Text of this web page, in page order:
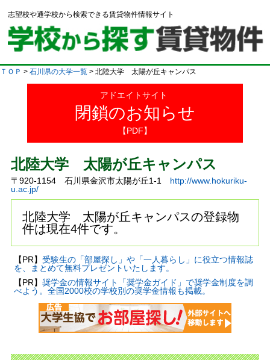
志望校や通学校から検索できる賃貸物件情報サイト
ＴＯＰ > 石川県の大学一覧 > 北陸大学 太陽が丘キャンパス
アドエイトサイト
閉鎖のお知らせ
【PDF】
北陸大学 太陽が丘キャンパス
〒920-1154 石川県金沢市太陽が丘1-1 http://www.hokuriku-
u.ac.jp/
北陸大学 太陽が丘キャンパスの登録物
件は現在4件です。
【PR】 受験生の「部屋探し」や「一人暮らし」に役立つ情報誌
を、まとめて無料プレゼントいたします。
【PR】 奨学金の情報サイト「奨学金ガイド」で奨学金制度を調
べよう。全国2000校の学校別の奨学金情報も掲載。